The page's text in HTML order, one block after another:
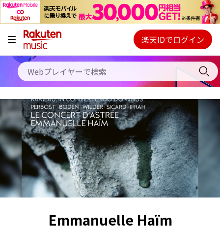
キャンペーン
料金プラン
使い方
初回30日間無料お試し
Webプレイヤー
ご契約内容の確認・変更
楽天IDでログイン
Emmanuelle Haïm